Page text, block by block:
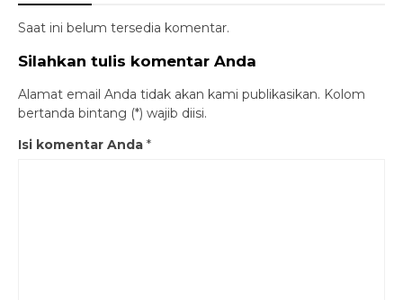
Saat ini belum tersedia komentar.
Silahkan tulis komentar Anda
Alamat email Anda tidak akan kami publikasikan. Kolom
bertanda bintang (*) wajib diisi.
Isi komentar Anda *